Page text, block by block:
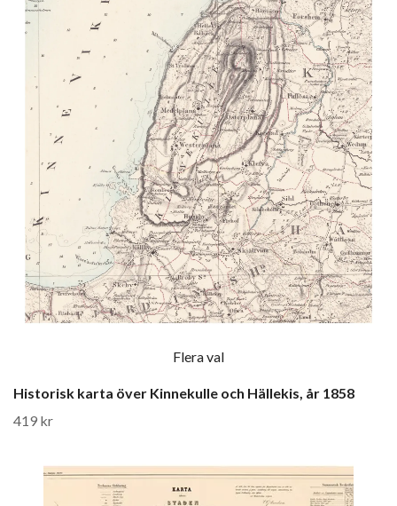
Flera val
Historisk karta över Kinnekulle och Hällekis, år 1858
419 kr